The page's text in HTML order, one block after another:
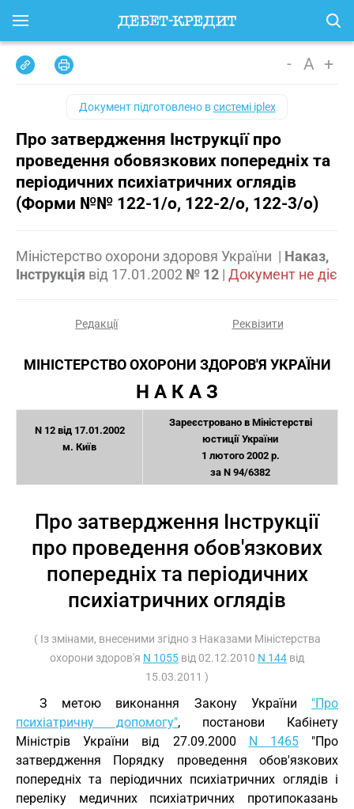
- A +
Документ підготовлено всистемі iplex
Про затвердження Інструкції про
проведення обовязкових попередніх та
періодичних психіатричних оглядів
(Форми №№ 122-1/о, 122-2/о, 122-3/о)
Міністерство охорони здоровя України | Наказ,
Інструкція від 17.01.2002 № 12 | Документ не діє
Редакції Реквізити
МІНІСТЕРСТВО ОХОРОНИ ЗДОРОВ'Я УКРАЇНИ
Н А К А З
N 12 від 17.01.2002
м. Київ
Зареєстровано в Міністерстві
юстиції України
1 лютого 2002 р.
за N 94/6382
Про затвердження Інструкції
про проведення обов'язкових
попередніх та періодичних
психіатричних оглядів
( Із змінами, внесеними згідно з Наказами Міністерства
охорони здоров'я N 1055 від 02.12.2010 N 144 від
15.03.2011 )
З метою виконання Закону України "Про
психіатричну допомогу", постанови Кабінету
Міністрів України від 27.09.2000 N 1465"Про
затвердження Порядку проведення обов'язкових
попередніх та періодичних психіатричних оглядів і
переліку медичних психіатричних протипоказань